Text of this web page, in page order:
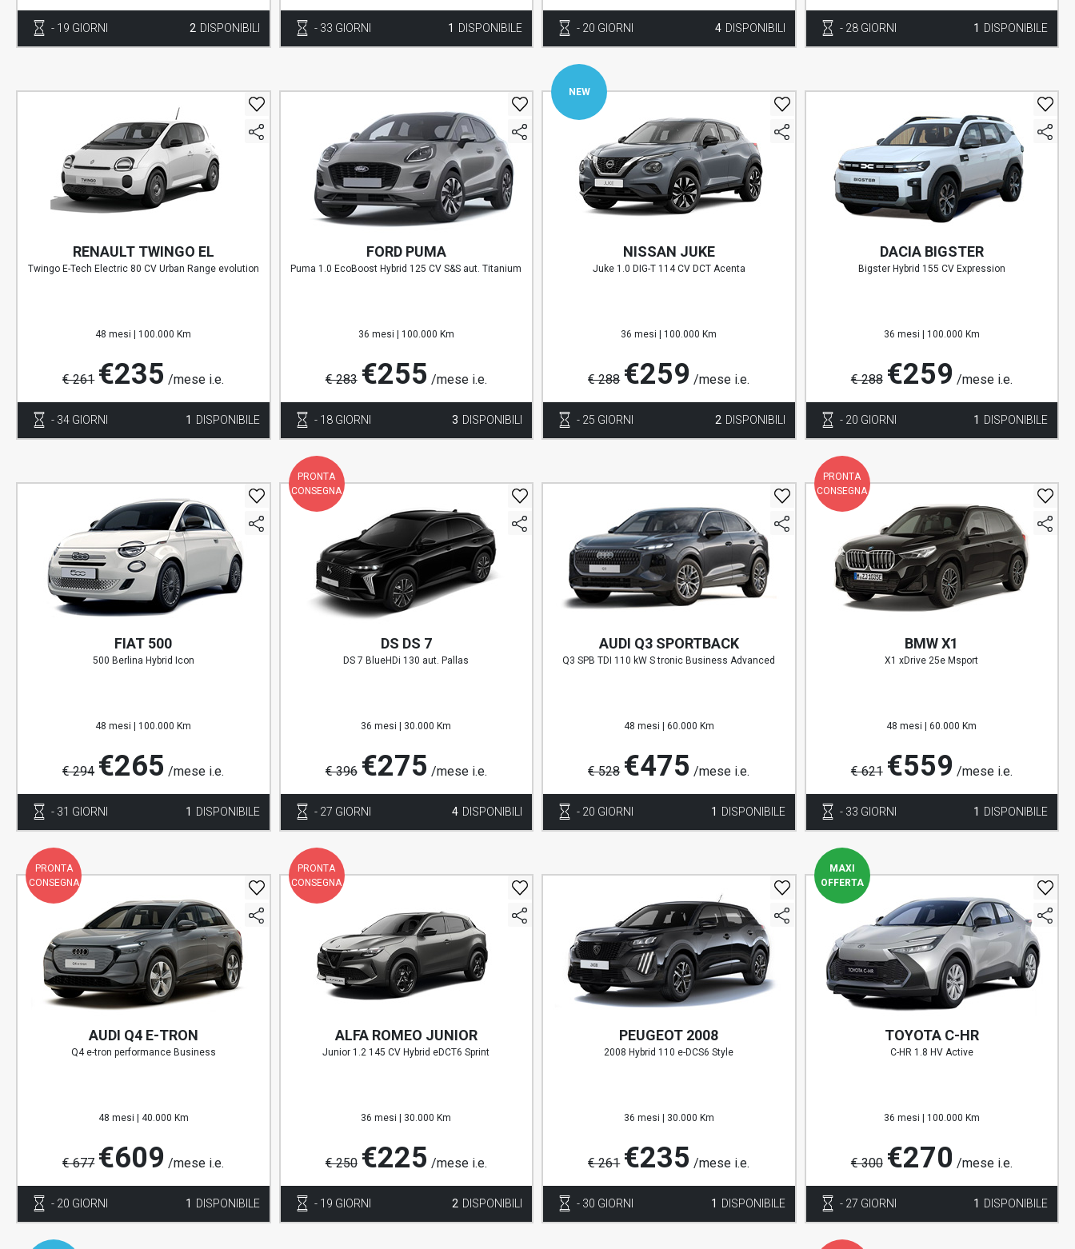
- 19 GIORNI 2 DISPONIBILI - 33 GIORNI 1 DISPONIBILE - 20 GIORNI 4 DISPONIBILI - 28 GIORNI 1 DISPONIBILE
RENAULT TWINGO EL
Twingo E-Tech Electric 80 CV Urban Range evolution
48 mesi | 100.000 Km
€ 261 €235 /mese i.e.
- 34 GIORNI 1 DISPONIBILE
FORD PUMA
Puma 1.0 EcoBoost Hybrid 125 CV S&S aut. Titanium
36 mesi | 100.000 Km
€ 283 €255 /mese i.e.
- 18 GIORNI 3 DISPONIBILI
NEW
NISSAN JUKE
Juke 1.0 DIG-T 114 CV DCT Acenta
36 mesi | 100.000 Km
€ 288 €259 /mese i.e.
- 25 GIORNI 2 DISPONIBILI
DACIA BIGSTER
Bigster Hybrid 155 CV Expression
36 mesi | 100.000 Km
€ 288 €259 /mese i.e.
- 20 GIORNI 1 DISPONIBILE
FIAT 500
500 Berlina Hybrid Icon
48 mesi | 100.000 Km
€ 294 €265 /mese i.e.
- 31 GIORNI 1 DISPONIBILE
PRONTA
CONSEGNA
DS DS 7
DS 7 BlueHDi 130 aut. Pallas
36 mesi | 30.000 Km
€ 396 €275 /mese i.e.
- 27 GIORNI 4 DISPONIBILI
AUDI Q3 SPORTBACK
Q3 SPB TDI 110 kW S tronic Business Advanced
48 mesi | 60.000 Km
€ 528 €475 /mese i.e.
- 20 GIORNI 1 DISPONIBILE
PRONTA
CONSEGNA
BMW X1
X1 xDrive 25e Msport
48 mesi | 60.000 Km
€ 621 €559 /mese i.e.
- 33 GIORNI 1 DISPONIBILE
PRONTA
CONSEGNA
AUDI Q4 E-TRON
Q4 e-tron performance Business
48 mesi | 40.000 Km
€ 677 €609 /mese i.e.
- 20 GIORNI 1 DISPONIBILE
PRONTA
CONSEGNA
ALFA ROMEO JUNIOR
Junior 1.2 145 CV Hybrid eDCT6 Sprint
36 mesi | 30.000 Km
€ 250 €225 /mese i.e.
- 19 GIORNI 2 DISPONIBILI
PEUGEOT 2008
2008 Hybrid 110 e-DCS6 Style
36 mesi | 30.000 Km
€ 261 €235 /mese i.e.
- 30 GIORNI 1 DISPONIBILE
MAXI
OFFERTA
TOYOTA C-HR
C-HR 1.8 HV Active
36 mesi | 100.000 Km
€ 300 €270 /mese i.e.
- 27 GIORNI 1 DISPONIBILE